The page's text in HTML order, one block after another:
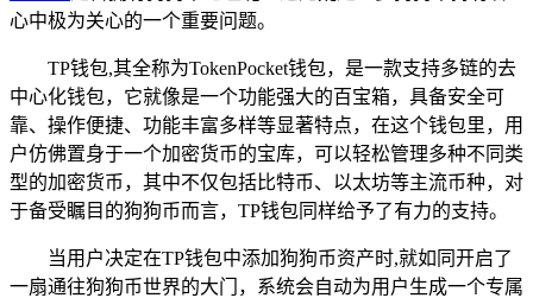
心中极为关心的一个重要问题。
TP钱包,其全称为TokenPocket钱包，是一款支持多链的去
中心化钱包，它就像是一个功能强大的百宝箱，具备安全可
靠、操作便捷、功能丰富多样等显著特点，在这个钱包里，用
户仿佛置身于一个加密货币的宝库，可以轻松管理多种不同类
型的加密货币，其中不仅包括比特币、以太坊等主流币种，对
于备受瞩目的狗狗币而言，TP钱包同样给予了有力的支持。
当用户决定在TP钱包中添加狗狗币资产时,就如同开启了
一扇通往狗狗币世界的大门，系统会自动为用户生成一个专属